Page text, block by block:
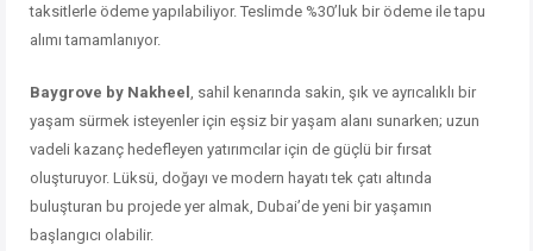
taksitlerle ödeme yapılabiliyor. Teslimde %30’luk bir ödeme ile tapu
alımı tamamlanıyor.
Baygrove by Nakheel , sahil kenarında sakin, şık ve ayrıcalıklı bir
yaşam sürmek isteyenler için eşsiz bir yaşam alanı sunarken; uzun
vadeli kazanç hedefleyen yatırımcılar için de güçlü bir fırsat
oluşturuyor. Lüksü, doğayı ve modern hayatı tek çatı altında
buluşturan bu projede yer almak, Dubai’de yeni bir yaşamın
başlangıcı olabilir.